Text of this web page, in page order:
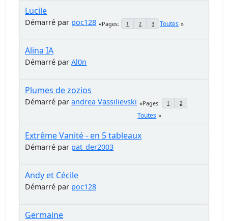
Lucile
Démarré par poc128 Pages 1 2 3 Toutes
Alina IA
Démarré parAl0n
Plumes de zozios
Démarré parandrea Vassilievski Pages 1 2
Toutes
Extrême Vanité - en 5 tableaux
Démarré par pat_der2003
Andy et Cécile
Démarré par poc128
Germaine